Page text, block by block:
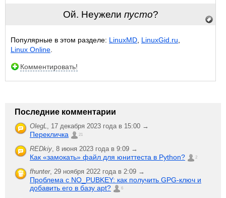
Ой. Неужели пусто?
Популярные в этом разделе: LinuxMD LinuxGid.ru
Linux Online
Комментировать!
Последние комментарии
OlegL, 17 декабря 2023 года в 15:00 →
Перекличка 21
REDkiy, 8 июня 2023 года в 9:09 →
Как «замокать» файл для юниттеста в Python? 2
fhunter, 29 ноября 2022 года в 2:09 →
Проблема с NO_PUBKEY: как получить GPG-ключ и
добавить его в базу apt?
6